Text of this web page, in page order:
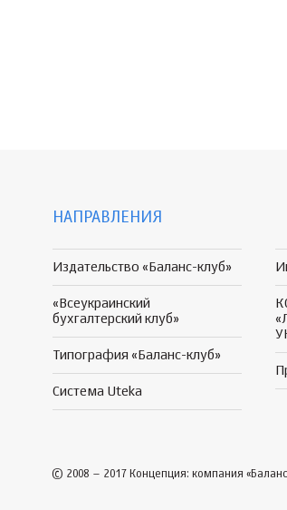
НАПРАВЛЕНИЯ
Издательство «Баланс-клуб»
«Всеукраинский
бухгалтерский клуб»
Типография «Баланс-клуб»
Система Uteka
© 2008 – 2017 Концепция: компания